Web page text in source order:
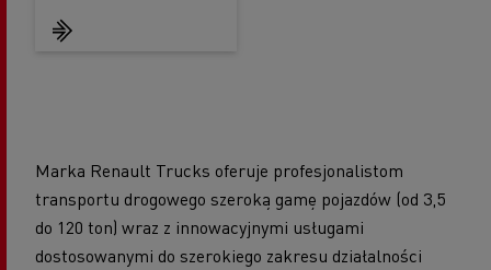
Marka Renault Trucks oferuje profesjonalistom
transportu drogowego szeroką gamę pojazdów (od 3,5
do 120 ton) wraz z innowacyjnymi usługami
dostosowanymi do szerokiego zakresu działalności